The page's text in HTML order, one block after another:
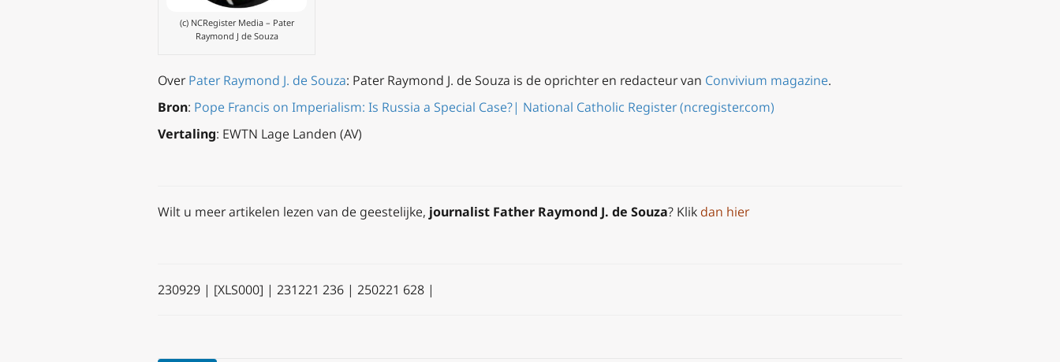
(c) NCRegister Media – Pater
Raymond J de Souza
OverPater Raymond J. de Souza: Pater Raymond J. de Souza is de oprichter en redacteur van Convivium magazine.
Bron: Pope Francis on Imperialism: Is Russia a Special Case?| National Catholic Register (ncregister.com)
Vertaling: EWTN Lage Landen (AV)
Wilt u meer artikelen lezen van de geestelijke, journalist Father Raymond J. de Souza? Klik dan hier
230929 | [XLS000] | 231221 236 | 250221 628 |